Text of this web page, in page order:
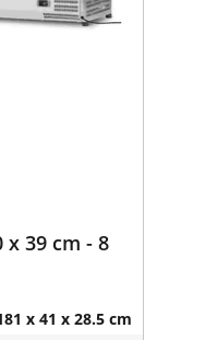
x 39 cm - 8
x 41 x 28.5 cm